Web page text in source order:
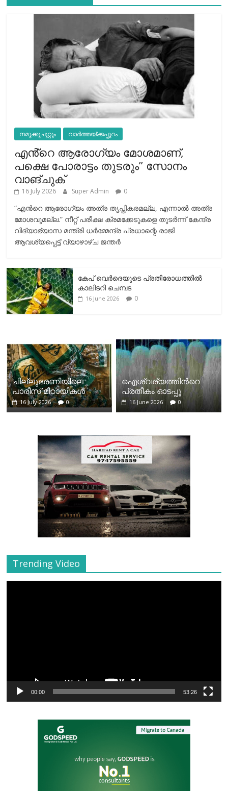
നമുക്കുചുറ്റും വാർത്തയ്ക്കപ്പുറം
എൻ്റെ ആരോഗ്യം മോശമാണ്,
പക്ഷെ പോരാട്ടം തുടരും” സോനം
വാങ്ചുക്
16 July 2026 Super Admin 0
“എന്‍റെ ആരോഗ്യം അത്ര തൃപ്തികരമല്ല, എന്നാൽ അത്ര
മോശവുമല്ല.” നീറ്റ് പരീക്ഷ ക്രമക്കേടുകളെ തുടർന്ന് കേന്ദ്ര
വിദ്യാഭ്യാസ മന്ത്രി ധർമ്മേന്ദ്ര പ്രധാന്റെ രാജി
ആവശ്യപ്പെട്ട് വ്യാഴാഴ്ച ജന്തർ
കേപ് വെര്‍ദെയുടെ പ്രതിരോധത്തില്‍
കാലിടറി ചെമ്പട
16 June 2026 0
ചില്ലുഭരണിയിലെ
പാരീസ് മിഠായികള്‍
16 July 2026 0
ഐശ്വര്യത്തിന്‍റെ
പ്രതീകം ഓടപ്പൂ
16 June 2026 0
Trending Video
00:00 53:26